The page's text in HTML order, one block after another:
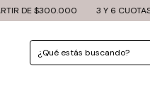
3 Y 6 CUOTAS SIN INTERÉS